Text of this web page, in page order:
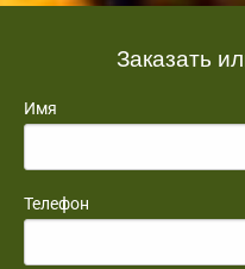
Заказать
Имя
Телефон